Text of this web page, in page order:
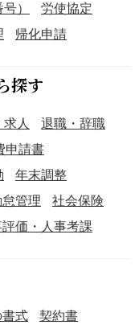
出勤の状況を把握
見直しに役立ちま
とが大切です。 ＜
さい。 ＜入力後の
業時間に誤りがな
管理項目に合わせて
にも取り入れやす
間を軽減＞ 就業時
きるため、初めて
）
労使協定
帰化申請
探す
人
退職・辞職
申請書
年末調整
管理
社会保険
価・人事考課
式
契約書